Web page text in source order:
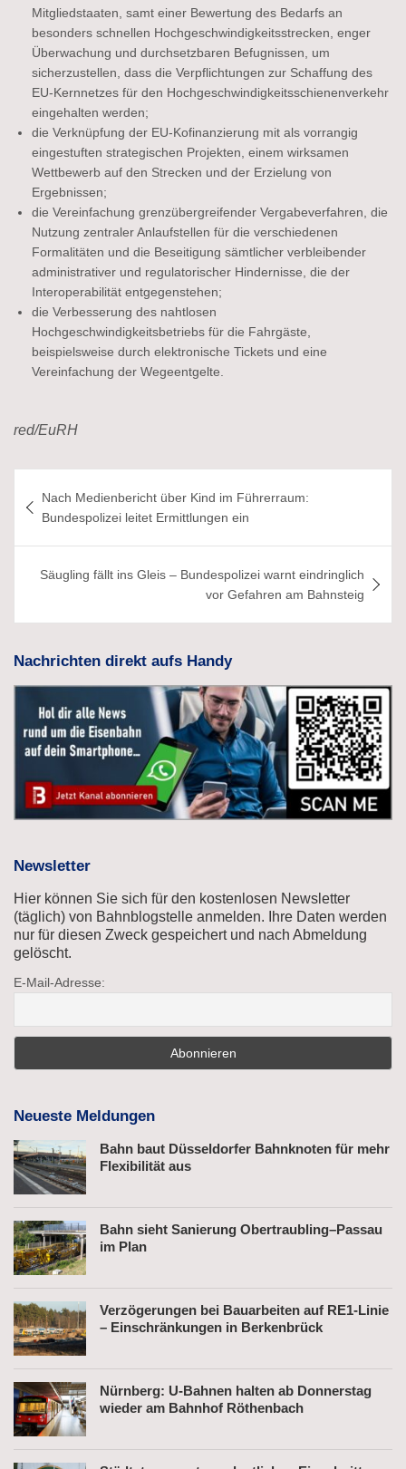
Mitgliedstaaten, samt einer Bewertung des Bedarfs an
besonders schnellen Hochgeschwindigkeitsstrecken, enger
Überwachung und durchsetzbaren Befugnissen, um
sicherzustellen, dass die Verpflichtungen zur Schaffung des
EU-Kernnetzes für den Hochgeschwindigkeitsschienenverkehr
eingehalten werden;
die Verknüpfung der EU-Kofinanzierung mit als vorrangig
eingestuften strategischen Projekten, einem wirksamen
Wettbewerb auf den Strecken und der Erzielung von
Ergebnissen;
die Vereinfachung grenzübergreifender Vergabeverfahren, die
Nutzung zentraler Anlaufstellen für die verschiedenen
Formalitäten und die Beseitigung sämtlicher verbleibender
administrativer und regulatorischer Hindernisse, die der
Interoperabilität entgegenstehen;
die Verbesserung des nahtlosen
Hochgeschwindigkeitsbetriebs für die Fahrgäste,
beispielsweise durch elektronische Tickets und eine
Vereinfachung der Wegeentgelte.
red/EuRH
Nach Medienbericht über Kind im Führerraum:
Bundespolizei leitet Ermittlungen ein
Säugling fällt ins Gleis – Bundespolizei warnt eindringlich
vor Gefahren am Bahnsteig
Nachrichten direkt aufs Handy
Newsletter
Hier können Sie sich für den kostenlosen Newsletter
(täglich) von Bahnblogstelle anmelden. Ihre Daten werden
nur für diesen Zweck gespeichert und nach Abmeldung
gelöscht.
E-Mail-Adresse:
Neueste Meldungen
Bahn baut Düsseldorfer Bahnknoten für mehr
Flexibilität aus
Bahn sieht Sanierung Obertraubling–Passau
im Plan
Verzögerungen bei Bauarbeiten auf RE1-Linie
– Einschränkungen in Berkenbrück
Nürnberg: U-Bahnen halten ab Donnerstag
wieder am Bahnhof Röthenbach